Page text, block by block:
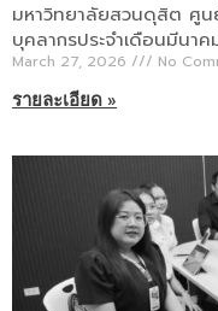
มหาวิทยาลัยสวนดุสิต ศูน
บุคลากรประจำเดือนมีนา
March 27, 2026
No
รายละเอียด »